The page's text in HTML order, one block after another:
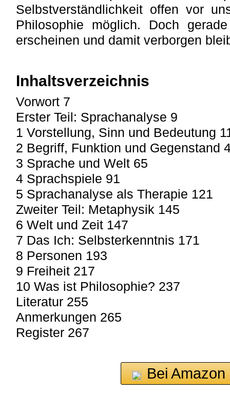
Selbstverständlichkeit offen vor
Philosophie möglich. Doch
erscheinen und damit verborgen
Inhaltsverzeichnis
Vorwort 7
Erster Teil: Sprachanalyse 9
1 Vorstellung, Sinn und Bedeutung
2 Begriff, Funktion und Gegenstand
3 Sprache und Welt 65
4 Sprachspiele 91
5 Sprachanalyse als Therapie 121
Zweiter Teil: Metaphysik 145
6 Welt und Zeit 147
7 Das Ich: Selbsterkenntnis 171
8 Personen 193
9 Freiheit 217
10 Was ist Philosophie? 237
Literatur 255
Anmerkungen 265
Register 267
Bei Amazon